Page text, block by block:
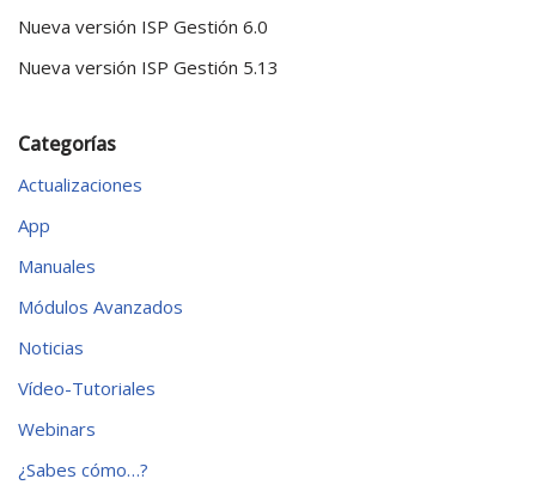
Nueva versión ISP Gestión 6.0
Nueva versión ISP Gestión 5.13
Categorías
Actualizaciones
App
Manuales
Módulos Avanzados
Noticias
Vídeo-Tutoriales
Webinars
¿Sabes cómo…?